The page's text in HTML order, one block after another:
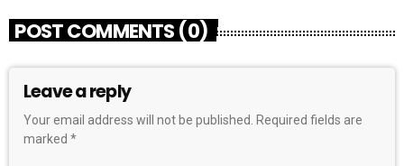
POST COMMENTS (0)
Leave a reply
Your email address will not be published. Required fields are
marked *